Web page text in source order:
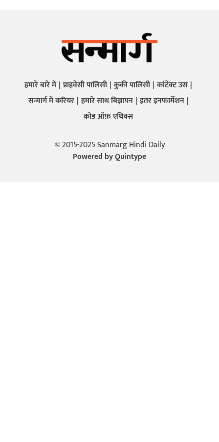
हमारे बारे में प्राइवेसी पालिसी कुकी पालिसी कांटेक्ट उस
सन्मार्ग में करियर हमारे साथ बिज्ञापन इतर इनफार्मेशन
कोड ऑफ़ एथिक्स
© 2015-2025 Sanmarg Hindi Daily
Powered byQuintype